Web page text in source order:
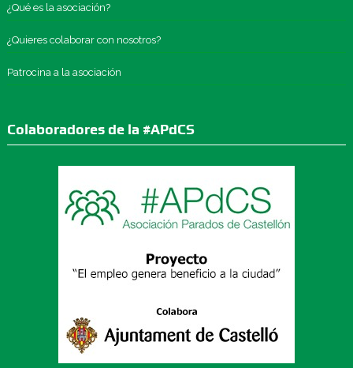
¿Qué es la asociación?
¿Quieres colaborar con nosotros?
Patrocina a la asociación
Colaboradores de la #APdCS